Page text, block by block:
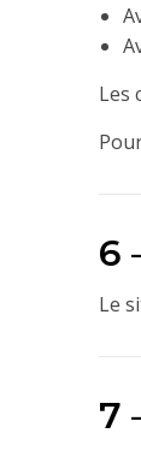
Les
6
Le
7